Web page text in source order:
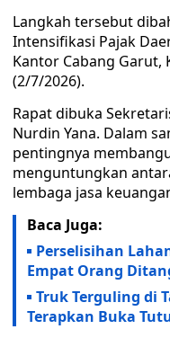
Langkah tersebut
Intensifikasi Pajak
Kantor Cabang Garut,
(2/7/2026).
Rapat dibuka
Nurdin Yana. Dalam
pentingnya
menguntungkan
lembaga jasa
Baca Juga:
Perselisihan
Empat Orang
Truk Terguling di
Terapkan Buka